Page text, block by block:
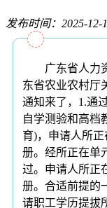
发布时间：2025-12-
广东省人力资
东省农业农村厅
通知来了，1.通
自学测验和高档
育)，申请人所
册。经所正在单
过。申请人所正
册。合适前提的
请职工学历提拔